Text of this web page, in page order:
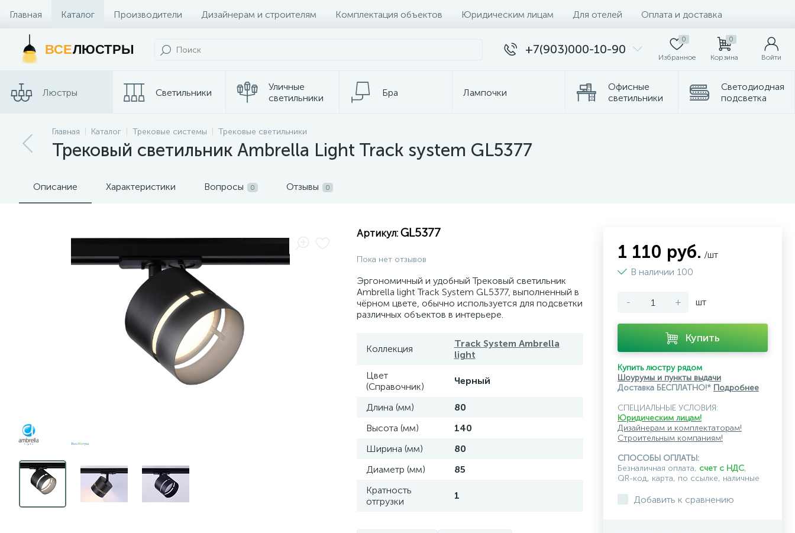
Главная Каталог Производители Дизайнерам и строителям Комплектация объектов Юридическим лицам Для отелей Оплата и доставка
Контакты и Магазины
ВСЕЛЮСТРЫ +7(903)000-10-90
0
Избранное
0
Корзина Войти
Люстры Светильники
Уличные
светильники
Бра Лампочки
Офисные
светильники
Светодиодная
подсветка
Споты Трековые системы
Главная Каталог Трековые системы Трековые светильники
Трековый светильник Ambrella Light Track system GL5377
Описание Характеристики Вопросы 0 Отзывы 0
Артикул: GL5377
Пока нет отзывов
Эргономичный и удобный Трековый светильник
Ambrella light Track System GL5377, выполненный в
чёрном цвете, обычно используется для подсветки
различных объектов в интерьере.
Коллекция
Track System Ambrella
light
Цвет
(Справочник)
Черный
Длина (мм)
80
Высота (мм)
140
Ширина (мм)
80
Диаметр (мм)
85
Кратность
отгрузки
1
1 110 руб. /шт
В наличии 100
- + шт
Купить
Купить люстру рядом
Шоурумы и пункты выдачи
Доставка БЕСПЛАТНО!* Подробнее
СПЕЦИАЛЬНЫЕ УСЛОВИЯ:
Юридическим лицам!
Дизайнерам и комплектаторам!
Строительным компаниям!
СПОСОБЫ ОПЛАТЫ:
Безналичная оплата, счет с НДС,
QR-код, карта, по ссылке, наличные
Добавить к сравнению